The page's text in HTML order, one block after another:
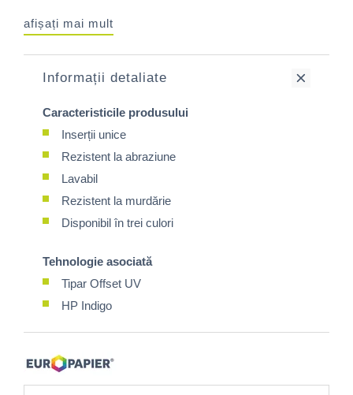
afișați mai mult
Informații detaliate
Caracteristicile produsului
Inserții unice
Rezistent la abraziune
Lavabil
Rezistent la murdărie
Disponibil în trei culori
Tehnologie asociată
Tipar Offset UV
HP Indigo